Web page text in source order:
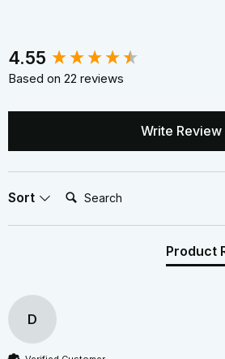
4.55
Based on 22 reviews
Write Review
Sort
Search:
Product
D
New content loaded